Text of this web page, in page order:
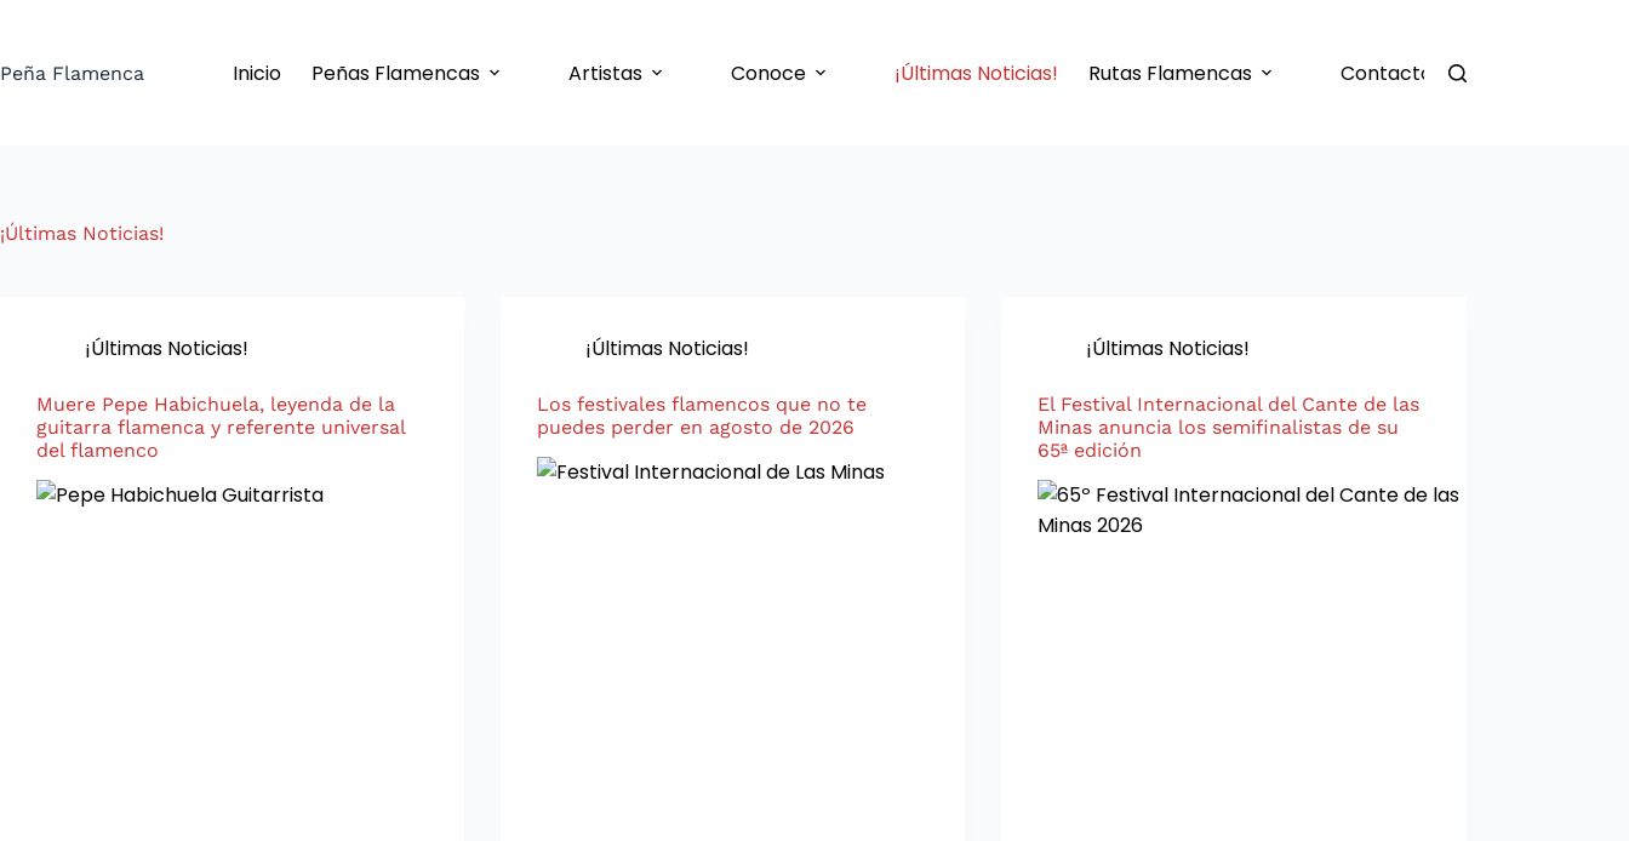
contenido
Peña Flamenca Inicio Peñas Flamencas Artistas Conoce ¡Últimas Noticias! Rutas Flamencas Contacto
¡Últimas Noticias!
¡Últimas Noticias!
Muere Pepe Habichuela, leyenda de la
guitarra flamenca y referente universal
del flamenco
¡Últimas Noticias!
Los festivales flamencos que no te
puedes perder en agosto de 2026
¡Últimas Noticias!
El Festival Internacional del Cante de las
Minas anuncia los semifinalistas de su
65ª edición